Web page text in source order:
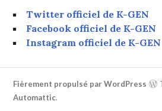
Twitter officiel de K-GEN
Facebook officiel de K-GEN
Instagram officiel de K-GEN
Fièrement propulsé par WordPress
Automattic.